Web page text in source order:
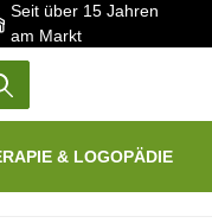
Seit über 15 Jahren
am Markt
& LOGOPÄDIE